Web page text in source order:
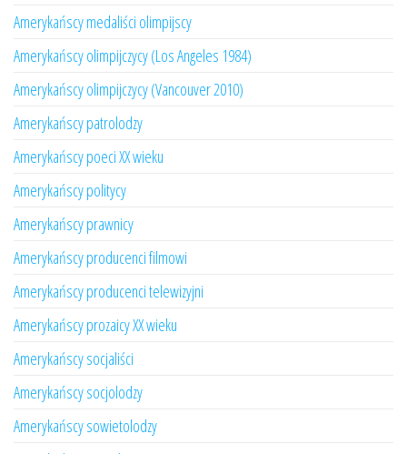
Amerykańscy medaliści olimpijscy
Amerykańscy olimpijczycy (Los Angeles 1984)
Amerykańscy olimpijczycy (Vancouver 2010)
Amerykańscy patrolodzy
Amerykańscy poeci XX wieku
Amerykańscy politycy
Amerykańscy prawnicy
Amerykańscy producenci filmowi
Amerykańscy producenci telewizyjni
Amerykańscy prozaicy XX wieku
Amerykańscy socjaliści
Amerykańscy socjolodzy
Amerykańscy sowietolodzy